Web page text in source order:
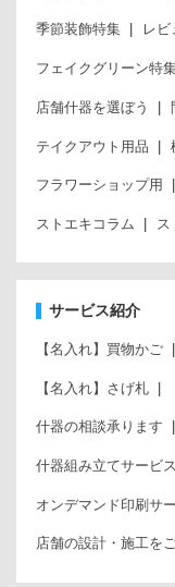
季節装飾特集 レ
フェイクグリーン特
店舗什器を選ぼう
テイクアウト用品
フラワーショップ用
ストエキコラム ス
サービス紹介
【名入れ】買物かご
【名入れ】さげ札
什器の相談承ります
什器組み立てサービス
オンデマンド印刷サ
店舗の設計・施工を